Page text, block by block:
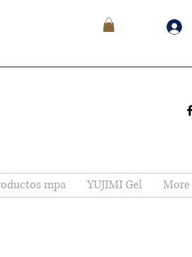
mpa YUJIMI Gel More